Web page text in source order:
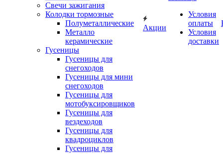
Свечи зажигания
Колодки тормозные
Полуметаллические
Металло
керамические
Гусеницы
Гусеницы для
снегоходов
Гусеницы для мини
снегоходов
Гусеницы для
мотобуксировщиков
Гусеницы для
вездеходов
Гусеницы для
квадроциклов
Гусеницы для
Акции
Условия
оплаты
Условия
доставки